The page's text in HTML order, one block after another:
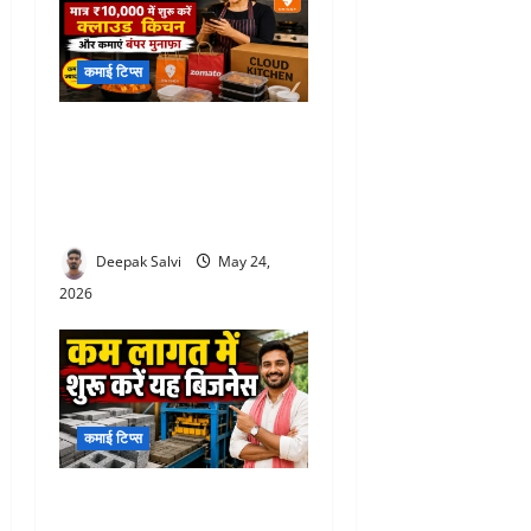
कमाई टिप्स
Deepak Salvi
May 24,
2026
कमाई टिप्स